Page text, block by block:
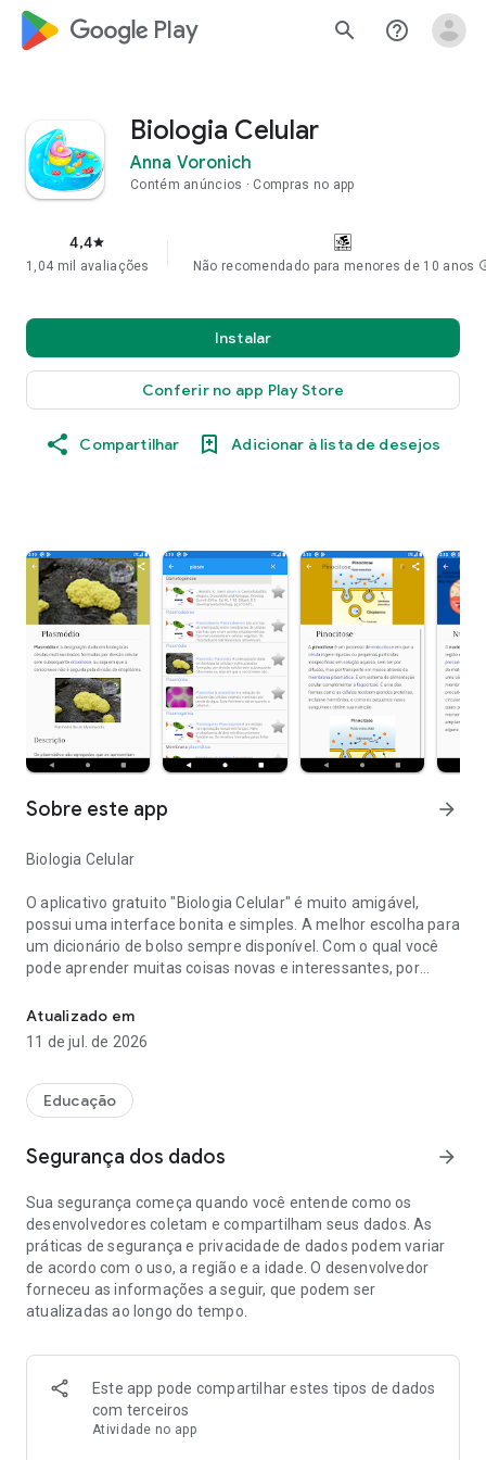
google_logo Play search help_outline
Biologia Celular
Anna Voronich
Contém anúncios Compras no app
4,4star
1,04 mil avaliações Não recomendado para menores de 10 anos
Instalar
Conferir no app Play Store
Compartilhar Adicionar à lista de desejos
Sobre este app arrow_forward
Biologia Celular
O aplicativo gratuito "Biologia Celular" é muito amigável,
possui uma interface bonita e simples. A melhor escolha para
um dicionário de bolso sempre disponível. Com o qual você
pode aprender muitas coisas novas e interessantes, por
Transporte celular
Em biologia celular, transporte celular refere-se ao conjunto
como iões e pequenas moléculas através de membranas
biológicas, camadas bilpídicas que contêm proteínas. A
por permeabilidade selectiva da membrana - uma
separar substâncias de natureza química diferente. Por
outras palavras, podem ser permeáveis a certas substâncias
e não a outras.
Cell Computing
CELL COMPUTING
Pronúcleo
Pronúcleo é o núcleo de um espermatozoide ou óvulo
durante o processo de fecundação, após o espermatozoide
entrar no óvulo e antes de se fundirem.Referências
Atualizado em
11 de jul. de 2026
Educação
Segurança dos dados arrow_forward
Sua segurança começa quando você entende como os
desenvolvedores coletam e compartilham seus dados. As
práticas de segurança e privacidade de dados podem variar
de acordo com o uso, a região e a idade. O desenvolvedor
forneceu as informações a seguir, que podem ser
atualizadas ao longo do tempo.
Este app pode compartilhar estes tipos de dados
com terceiros
Atividade no app